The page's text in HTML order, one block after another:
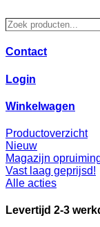
naar
inhoud
Zoek
Contact
Login
Winkelwagen
Productoverzicht
Nieuw
Magazijn
Vast laag geprijsd!
Alle acties
Levertijd 2-3